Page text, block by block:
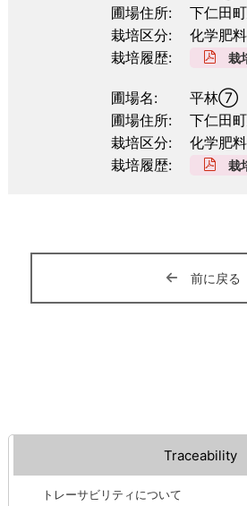
圃場住所
下仁田
栽培区分
化学肥
栽培履歴
栽
圃場名
平林⑦
圃場住所
下仁田
栽培区分
化学肥
栽培履歴
栽
前に戻る
Traceability
トレーサビリティについて